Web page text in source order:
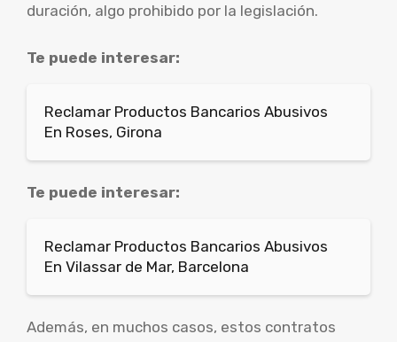
duración, algo prohibido por la legislación.
Te puede interesar:
Reclamar Productos Bancarios Abusivos
En Roses, Girona
Te puede interesar:
Reclamar Productos Bancarios Abusivos
En Vilassar de Mar, Barcelona
Además, en muchos casos, estos contratos